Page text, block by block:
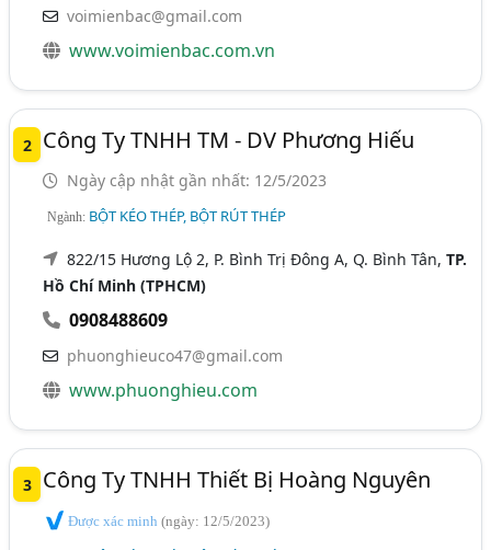
voimienbac@gmail.com
www.voimienbac.com.vn
2 Công Ty TNHH TM - DV Phương Hiếu
Ngày cập nhật gần nhất: 12/5/2023
Ngành: BỘT KÉO THÉP, BỘT RÚT THÉP
822/15 Hương Lộ 2, P. Bình Trị Đông A, Q. Bình Tân,TP.
Hồ Chí Minh (TPHCM)
0908488609
phuonghieuco47@gmail.com
www.phuonghieu.com
3 Công Ty TNHH Thiết Bị Hoàng Nguyên
Được xác minh(ngày: 12/5/2023)